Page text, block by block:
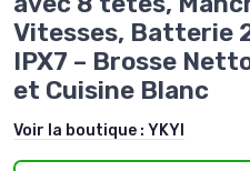
Vitesses, Batterie
IPX7 – Brosse
et Cuisine Blanc
Voir la boutique : YKYI